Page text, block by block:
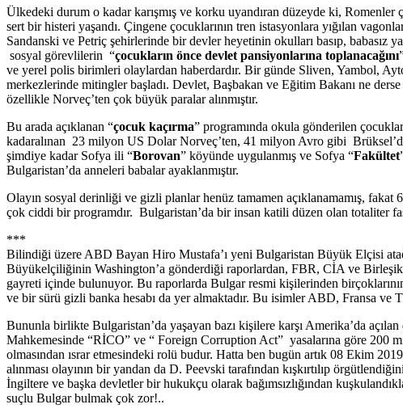
Ülkedeki durum o kadar karışmış ve korku uyandıran düzeyde ki,
sert bir histeri yaşandı. Çingene çocuklarının tren istasyonlara yığılan
Sandanski ve Petriç şehirlerinde bir devler heyetinin okulları basıp, babasız
sosyal görevlilerin “çocukların önce devlet pansiyonlarına toplanacağını
ve yerel polis birimleri olaylardan haberdardır. Bir günde Sliven, Yambol,
merkezlerinde mitingler başladı. Devlet, Başbakan ve Eğitim Bakanı ne derse
özellikle Norveç’ten çok büyük paralar alınmıştır.
Bu arada açıklanan “çocuk kaçırma” programında okula gönderilen
kadaralınan 23 milyon US Dolar Norveç’ten, 41 milyon Avro gibi
şimdiye kadar Sofya ili “Borovan” köyünde uygulanmış ve Sofya “Fakültet
Bulgaristan’da anneleri babalar ayaklanmıştır.
Olayın sosyal derinliği ve gizli planlar henüz tamamen açıklanamamış,
çok ciddi bir programdır. Bulgaristan’da bir insan katili düzen olan totaliter
***
Bilindiği üzere ABD Bayan Hiro Mustafa’ı yeni Bulgaristan Büyük Elçisi
Büyükelçiliğinin Washington’a gönderdiği raporlardan, FBR, CİA ve
gayreti içinde bulunuyor. Bu raporlarda Bulgar resmi kişilerinden
ve bir sürü gizli banka hesabı da yer almaktadır. Bu isimler ABD, Fransa ve
Bununla birlikte Bulgaristan’da yaşayan bazı kişilere karşı Amerika’da
Mahkemesinde “RİCO” ve “ Foreign Corruption Act” yasalarına göre 200
olmasından ısrar etmesindeki rolü budur. Hatta ben bugün artık 08 Ekim
alınması olayının bir yandan da D. Peevski tarafından kışkırtılıp
İngiltere ve başka devletler bir hukukçu olarak bağımsızlığından
suçlu Bulgar bulmak çok zor!..